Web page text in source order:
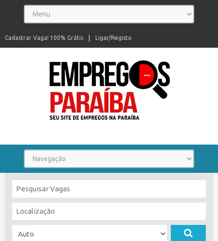
Ligar/Registo
Cadastrar Vaga! 100% Grátis